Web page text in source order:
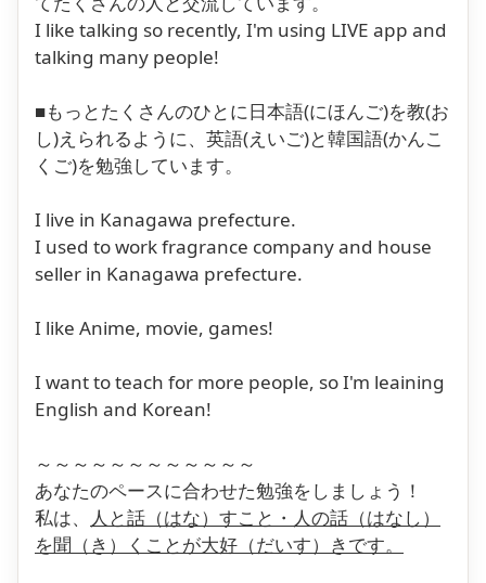
I like talking so recently, I'm using LIVE app and
talking many people!
■もっとたくさんのひとに日本語(にほんご)を教(お
し)えられるように、英語(えいご)と韓国語(かんこ
くご)を勉強しています。
I live in Kanagawa prefecture.
I used to work fragrance company and house
seller in Kanagawa prefecture.
I like Anime, movie, games!
I want to teach for more people, so I'm leaining
English and Korean!
～～～～～～～～～～～～
あなたのペースに合わせた勉強をしましょう！
私は、
人と話 （はな） すこと・人の話 （はなし）
を聞 （き） くことが大好 （だいす） きです。